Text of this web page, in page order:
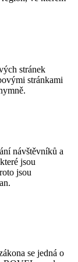
stránek
stránkami
návštěvníků a
jsou
jsou
se jedná o